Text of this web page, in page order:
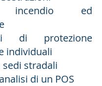
incendio ed
di protezione
individuali
stradali
di un POS